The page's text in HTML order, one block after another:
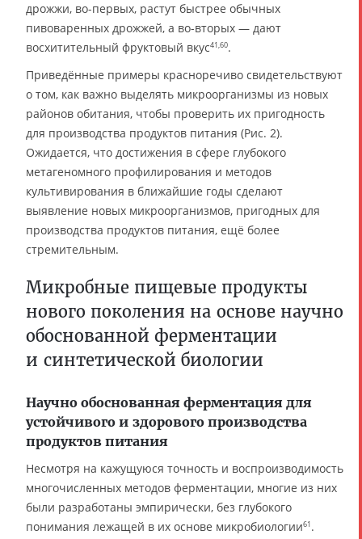
дрожжи, во-первых, растут быстрее обычных
пивоваренных дрожжей, а во-вторых — дают
восхитительный фруктовый вкус41,60.
Приведённые примеры красноречиво свидетельствуют
о том, как важно выделять микроорганизмы из новых
районов обитания, чтобы проверить их пригодность
для производства продуктов питания (Рис. 2).
Ожидается, что достижения в сфере глубокого
метагеномного профилирования и методов
культивирования в ближайшие годы сделают
выявление новых микроорганизмов, пригодных для
производства продуктов питания, ещё более
стремительным.
Микробные пищевые продукты
нового поколения на основе научно
обоснованной ферментации
и синтетической биологии
Научно обоснованная ферментация для
устойчивого и здорового производства
продуктов питания
Несмотря на кажущуюся точность и воспроизводимость
многочисленных методов ферментации, многие из них
были разработаны эмпирически, без глубокого
понимания лежащей в их основе микробиологии61.